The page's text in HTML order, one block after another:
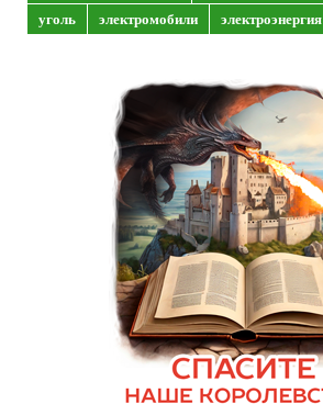
уголь
электромобили электроэнергия